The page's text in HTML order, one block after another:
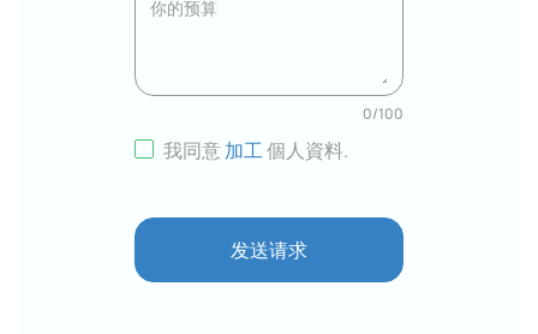
0/100
我同意加工個人資料.
发送请求